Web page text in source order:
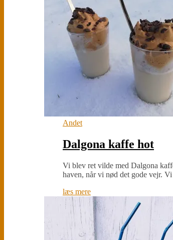
Andet
Dalgona kaffe hot
Vi blev ret vilde med Dalgona
haven, når vi nød det gode vejr.
læs mere